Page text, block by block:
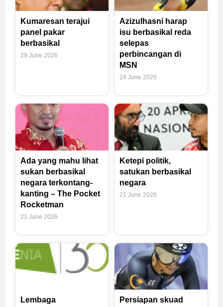
Kumaresan terajui
panel pakar
berbasikal
29 June 2026
Azizulhasni harap
isu berbasikal reda
selepas
perbincangan di
MSN
24 June 2026
Ada yang mahu lihat
sukan berbasikal
negara terkontang-
kanting – The Pocket
Rocketman
21 June 2026
Ketepi politik,
satukan berbasikal
negara
21 June 2026
Lembaga
Persiapan skuad